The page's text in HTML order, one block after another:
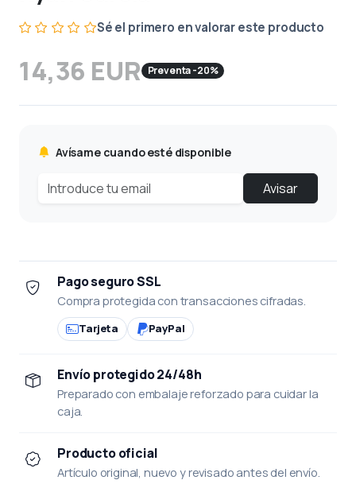
Sé el primero en valorar este producto
14,36 EUR Preventa -20%
Avísame cuando esté disponible
Avisar
Pago seguro SSL
Compra protegida con transacciones cifradas.
Tarjeta PayPal
Envío protegido 24/48h
Preparado con embalaje reforzado para cuidar la
caja.
Producto oficial
Artículo original, nuevo y revisado antes del envío.